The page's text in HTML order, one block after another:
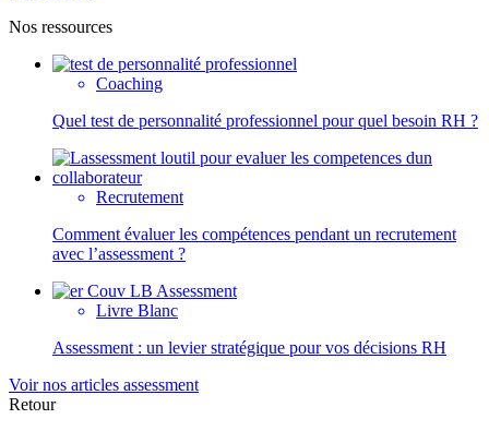
Nos ressources
Coaching
Quel test de personnalité professionnel pour quel besoin RH ?
Recrutement
Comment évaluer les compétences pendant un recrutement
avec l’assessment ?
Livre Blanc
Assessment : un levier stratégique pour vos décisions RH
Voir nos articles assessment
Retour